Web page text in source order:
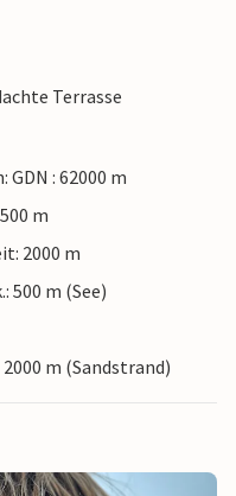
Terrasse
: 62000 m
m
2000 m
500 m (See)
m (Sandstrand)